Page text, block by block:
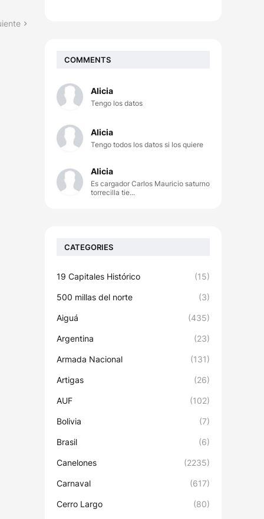
COMMENTS
Alicia
Tengo los datos
Alicia
Tengo todos los datos si los quiere
Alicia
Es cargador Carlos Mauricio saturno
torrecilla tie...
CATEGORIES
19 Capitales Histórico (15)
500 millas del norte (3)
Aiguá (435)
Argentina (23)
Armada Nacional (131)
Artigas (26)
AUF (102)
Bolivia (7)
Brasil (6)
Canelones (2235)
Carnaval (617)
Cerro Largo (80)